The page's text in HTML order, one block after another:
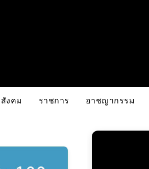
สังคม ราชการ อาชญากรรม